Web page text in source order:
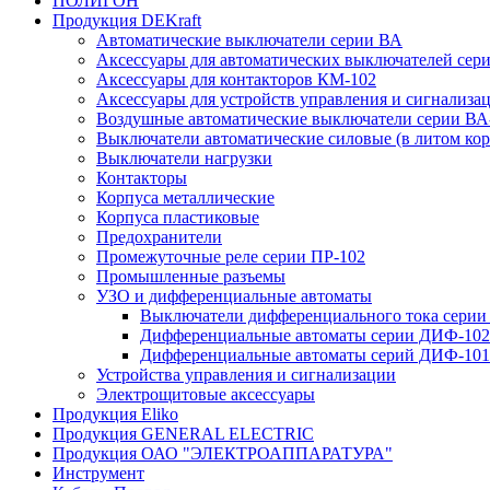
Продукция DEKraft
Автоматические выключатели серии ВА
Аксессуары для автоматических выключателей
Аксессуары для контакторов КМ-102
Аксессуары для устройств управления и
Воздушные автоматические выключатели серии
Выключатели автоматические силовые (в литом
Выключатели нагрузки
Контакторы
Корпуса металлические
Корпуса пластиковые
Предохранители
Промежуточные реле серии ПР-102
Промышленные разъемы
УЗО и дифференциальные автоматы
Выключатели дифференциального тока
Дифференциальные автоматы серии ДИФ-102
Дифференциальные автоматы серий ДИФ-101
Устройства управления и сигнализации
Электрощитовые аксессуары
Продукция Eliko
Продукция GENERAL ELECTRIC
Продукция ОАО "ЭЛЕКТРОАППАРАТУРА"
Инструмент